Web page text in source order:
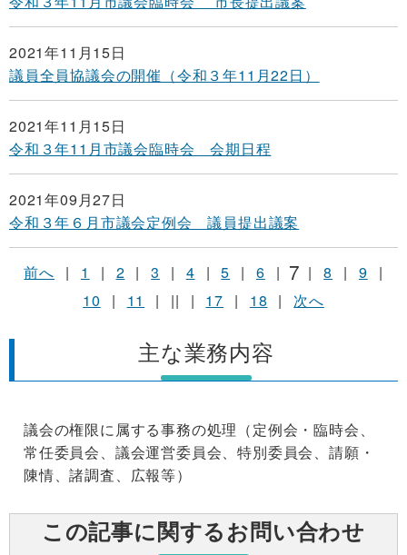
2021年11月15日
議員全員協議会の開催（令和３年11月22日）
2021年11月15日
令和３年11月市議会臨時会 会期日程
2021年09月27日
令和３年６月市議会定例会 議員提出議案
前へ | 1 | 2 | 3 | 4 | 5 | 6 | 7 | 8 | 9
|
10
| 11 | || | 17 | 18 | 次へ
主な業務内容
議会の権限に属する事務の処理（定例会・臨時会、
常任委員会、議会運営委員会、特別委員会、請願・
陳情、諸調査、広報等）
この記事に関するお問い合わせ